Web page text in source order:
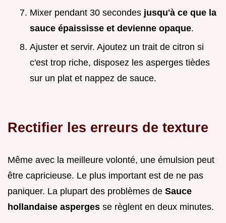
Mixer pendant 30 secondes jusqu'à ce que la
sauce épaississe et devienne opaque.
Ajuster et servir. Ajoutez un trait de citron si
c'est trop riche, disposez les asperges tièdes
sur un plat et nappez de sauce.
Rectifier les erreurs de texture
Même avec la meilleure volonté, une émulsion peut
être capricieuse. Le plus important est de ne pas
paniquer. La plupart des problèmes de Sauce
hollandaise asperges se règlent en deux minutes.